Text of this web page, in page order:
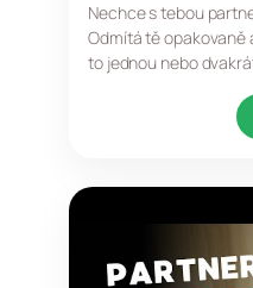
Nechce s tebou
Odmítá tě opakovaně
to jednou nebo